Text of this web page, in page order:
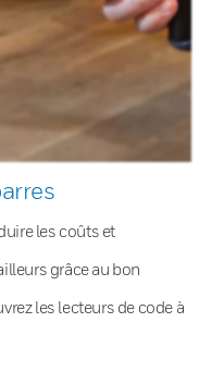
les coûts et
grâce au bon
les lecteurs de code à